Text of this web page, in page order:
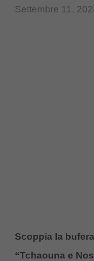
Settembre 11,
Scoppia la
“Tchaouna e